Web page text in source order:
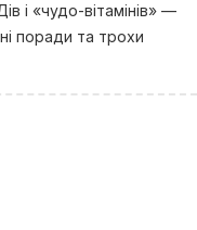
і «чудо-вітамінів» —
поради та трохи